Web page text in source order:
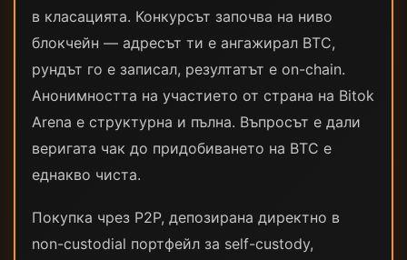
в класацията. Конкурсът започва на ниво
блокчейн — адресът ти е ангажирал BTC,
рундът го е записал, резултатът е on-chain.
Анонимността на участието от страна на Bitok
Arena е структурна и пълна. Въпросът е дали
веригата чак до придобиването на BTC е
еднакво чиста.
Покупка чрез P2P, депозирана директно в
non-custodial портфейл за self-custody,